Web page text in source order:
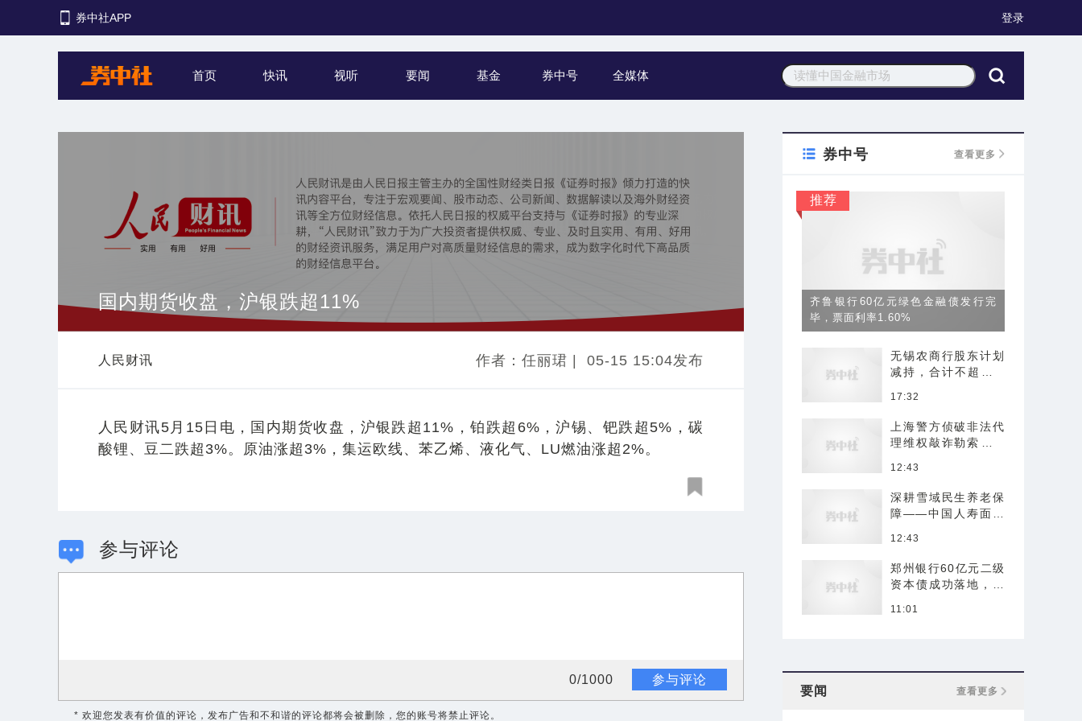
券中社APP 登录
首页 快讯 视听 要闻 基金 券中号 全媒体
国内期货收盘，沪银跌超11%
人民财讯 作者：任丽珺 05-15 15:04发布
人民财讯5月15日电， 国内期货收盘，沪银跌超11%，铂跌超6%，沪锡、钯跌超5%，碳
酸锂、豆二跌超3%。原油涨超3%，集运欧线、苯乙烯、液化气、LU燃油涨超2%。
参与评论
0/1000 参与评论
* 欢迎您发表有价值的评论，发布广告和不和谐的评论都将会被删除，您的账号将禁止评论。
券中号 查看更多
推荐
齐鲁银行60亿元绿色金融债发行完
毕，票面利率1.60%
无锡农商行股东计划
减持，合计不超过1.
17:32
上海警方侦破非法代
理维权敲诈勒索案 2
12:43
深耕雪域民生养老保
障——中国人寿面向
年金保险产品
12:43
郑州银行60亿元二级
资本债成功落地，持
御能力强化
11:01
要闻 查看更多